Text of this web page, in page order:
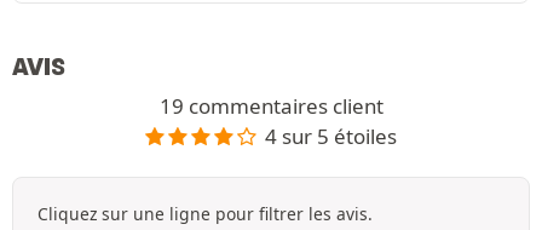
AVIS
19 commentaires client
4 sur 5 étoiles
Cliquez sur une ligne pour filtrer les avis.